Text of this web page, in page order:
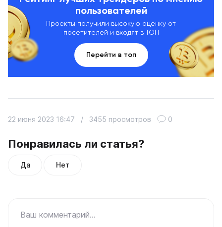
пользователей
Проекты получили высокую оценку от
посетителей и входят в ТОП
Перейти в топ
Понравилась ли статья?
Да Нет
22 июня 2023 16:47 / 3455 просмотров 0
Ваш комментарий...